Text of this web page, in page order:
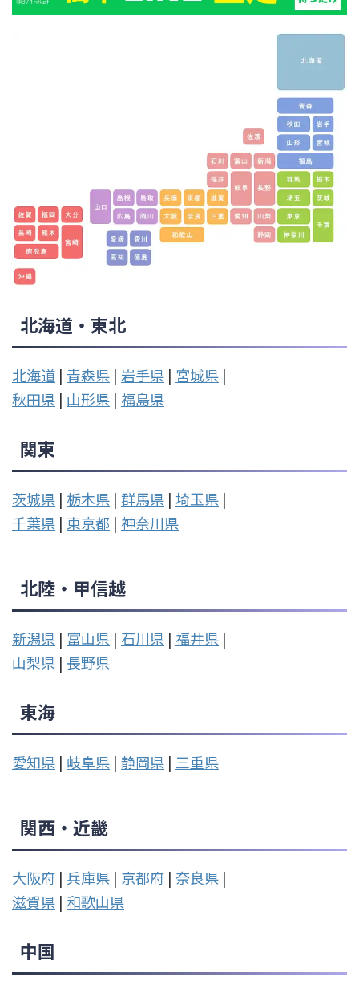
北海道・東北
北海道 | 青森県 | 岩手県 | 宮城県 |
秋田県 | 山形県 | 福島県
関東
茨城県 | 栃木県 | 群馬県 | 埼玉県 |
千葉県 | 東京都 | 神奈川県
北陸・甲信越
新潟県 | 富山県 | 石川県 | 福井県 |
山梨県 | 長野県
東海
愛知県 | 岐阜県 | 静岡県 | 三重県
関西・近畿
大阪府 | 兵庫県 | 京都府 | 奈良県 |
滋賀県 | 和歌山県
中国